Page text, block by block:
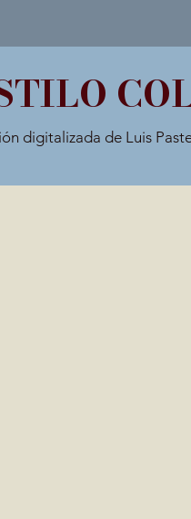
digitalizada de Luis